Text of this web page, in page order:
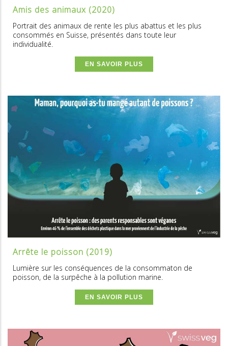
Amis des animaux (2020)
Portrait des animaux de rente les plus abattus et les plus
consommés en Suisse, présentés dans toute leur
individualité.
EN SAVOIR PLUS
Arrête le poisson (2019)
Lumière sur les conséquences de la consommaton de
poisson, de la surpêche à la pollution marine.
EN SAVOIR PLUS